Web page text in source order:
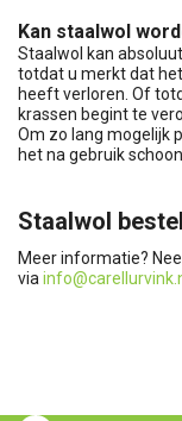
Kan staalwol
Staalwol kan
totdat u merkt dat
heeft verloren. Of
krassen begint te
Om zo lang mogelijk
het na gebruik
Staalwol
Meer informatie?
via